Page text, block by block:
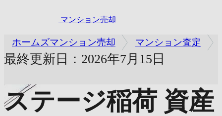
マンション売却
ホームズマンション売却 マンション査定
最終更新日：2026年7月15日
ステージ稲荷 資産